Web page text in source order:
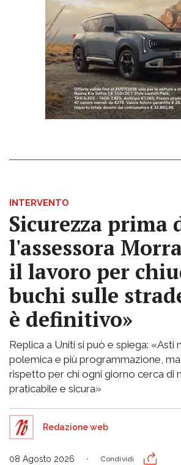
INTERVENTO
Sicurezza prima
l'assessora
il lavoro per
buchi sulle
è definitivo»
Replica a Uniti si può e spiega: «Asti
polemica e più programmazione,
rispetto per chi ogni giorno cerca di
praticabile e sicura»
Redazione web
08 Agosto 2026 Condividi